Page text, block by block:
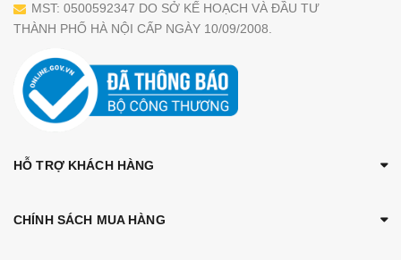
MST: 0500592347 DO SỞ KẾ HOẠCH VÀ ĐẦU TƯ
THÀNH PHỐ HÀ NỘI CẤP NGÀY 10/09/2008.
HỖ TRỢ KHÁCH HÀNG
CHÍNH SÁCH MUA HÀNG